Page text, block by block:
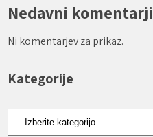
Nedavni komentarji
Ni komentarjev za prikaz.
Kategorije
Kategorije